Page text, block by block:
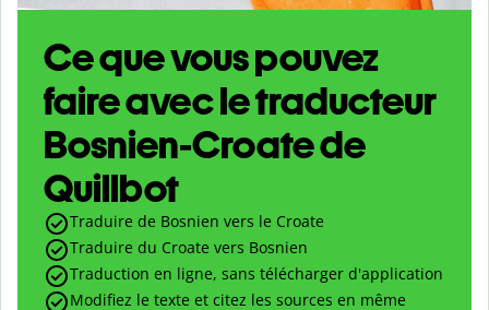
Ce que vous pouvez
faire avec le traducteur
Bosnien-Croate de
Quillbot
Traduire de Bosnien vers le Croate
Traduire du Croate vers Bosnien
Traduction en ligne, sans télécharger d'application
Modifiez le texte et citez les sources en même